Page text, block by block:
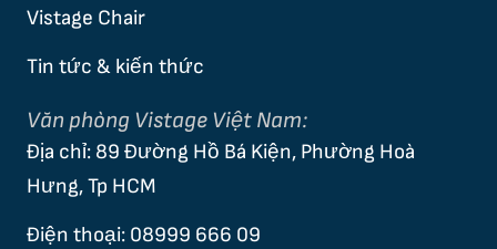
Vistage Chair
Tin tức & kiến thức
Văn phòng Vistage Việt Nam:
Địa chỉ: 89 Đường Hồ Bá Kiện, Phường Hoà
Hưng, Tp HCM
Điện thoại: 08999 666 09